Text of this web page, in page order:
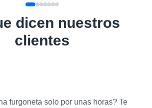
dicen nuestros
clientes
furgoneta solo por unas horas? Te